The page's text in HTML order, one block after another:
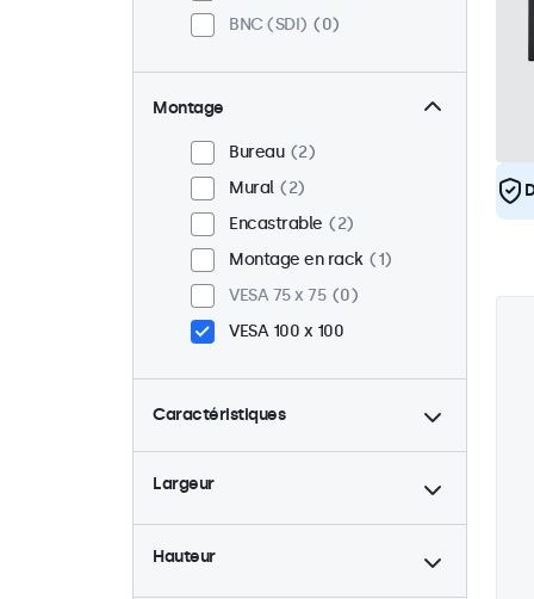
BNC (SDI)
0
Montage
Bureau
2
Mural
2
Encastrable
2
Montage en rack
1
VESA 75 x 75
0
VESA 100 x 100
Caractéristiques
4:3 / 5:4
1
Rétro-éclairage ajustable
Largeur
Hauteur